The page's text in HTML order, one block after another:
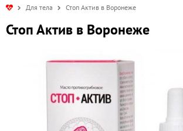
Для тела Стоп Актив в Воронеже
Стоп Актив в Воронеже